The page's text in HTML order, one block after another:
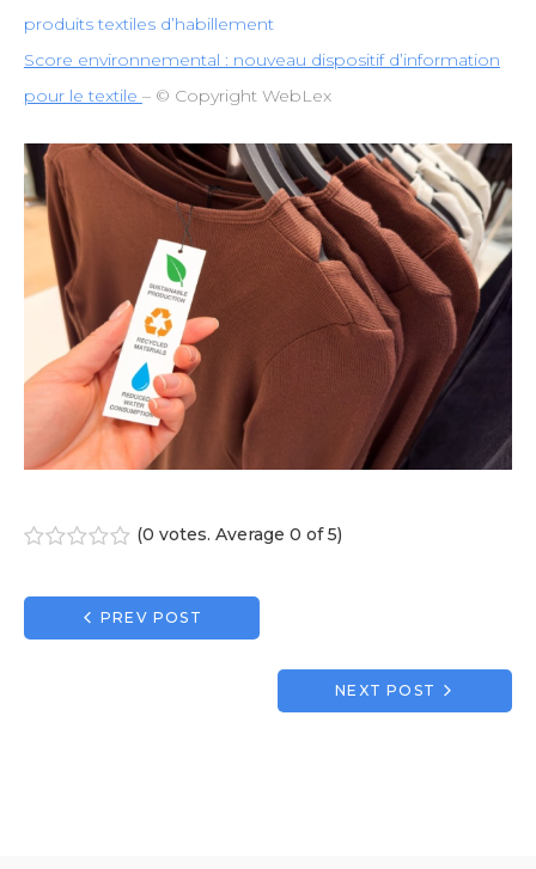
produits textiles d’habillement
Score environnemental : nouveau dispositif d’information
pour le textile – © Copyright WebLex
(0 votes. Average 0 of 5)
Navigation
de
PREV POST
NEXT POST